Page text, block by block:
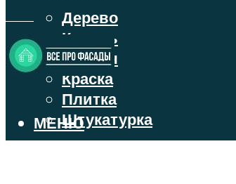
Дерево
Камень
Кирпич
Краска
Плитка
Штукатурка
ВЕНТИЛИРУЕМЫЕ
МЕНЮ